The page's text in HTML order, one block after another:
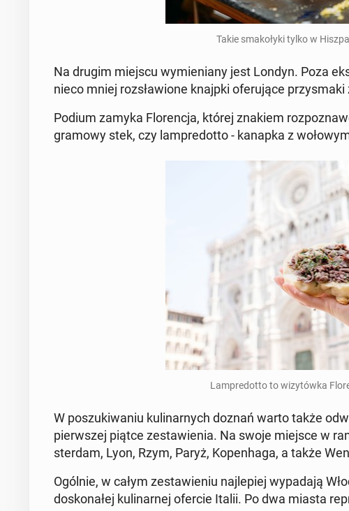
Takie sma­ko­ły­ki tylko w
Na drugim miejscu wy­mie­nia­ny jest Londyn. Poza
nieco mniej roz­sła­wio­ne knajpki ofe­ru­ją­ce
Podium zamyka Flo­ren­cja, której znakiem
gra­mo­wy stek, czy lam­pre­dot­to - kanapka z
Lam­pre­dot­to to wi­zy­tów­ka
W po­szu­ki­wa­niu ku­li­nar­nych doznań warto także
pierw­szej piątce ze­sta­wie­nia. Na swoje miejsce w
ster­dam, Lyon, Rzym, Paryż, Ko­pen­ha­ga, a także
Ogólnie, w całym ze­sta­wie­niu naj­le­piej wy­pa­da­ją
do­sko­na­łej ku­li­nar­nej ofercie Italii. Po dwa miasta